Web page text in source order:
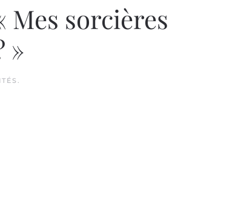
Mes sorcières
»
.